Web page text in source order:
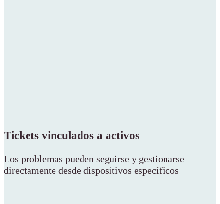
Tickets vinculados a activos
Los problemas pueden seguirse y gestionarse
directamente desde dispositivos específicos